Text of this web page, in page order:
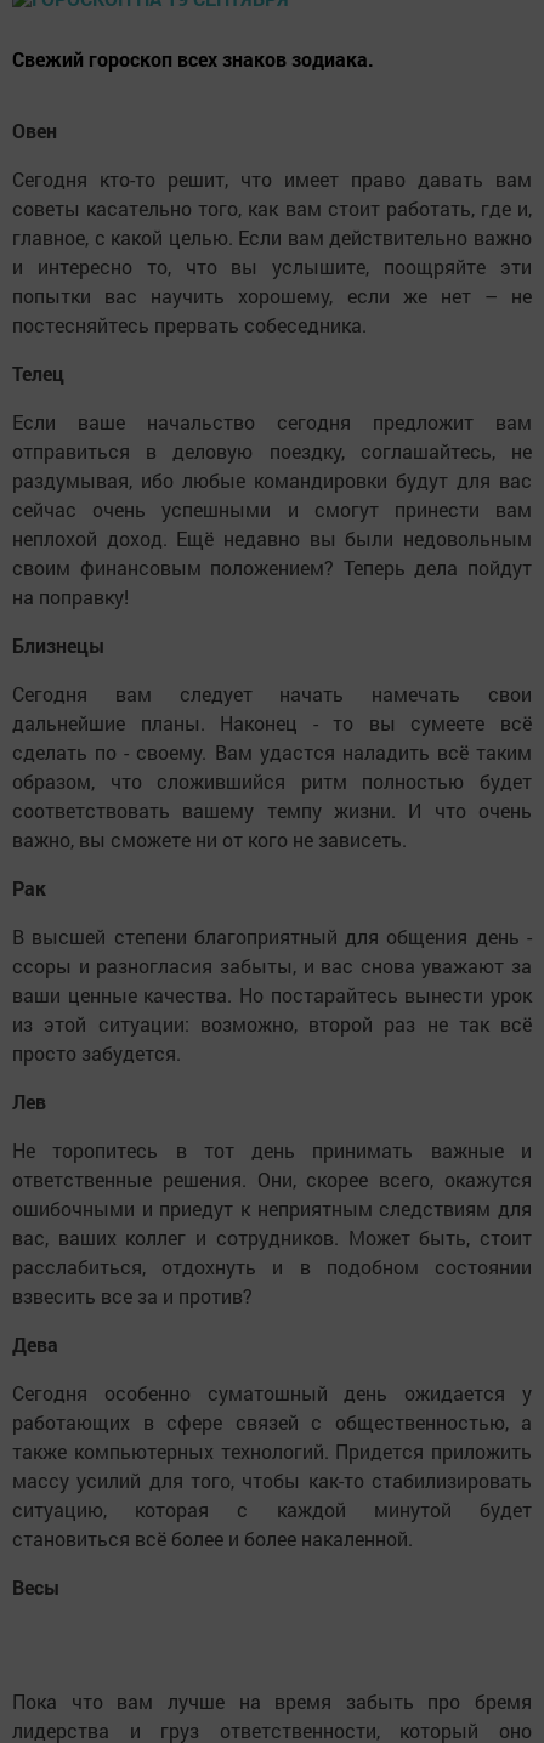
Свежий гороскоп всех знаков зодиака.
Овен
Сегодня кто-то решит, что имеет право давать вам
советы касательно того, как вам стоит работать, где и,
главное, с какой целью. Если вам действительно важно
и интересно то, что вы услышите, поощряйте эти
попытки вас научить хорошему, если же нет – не
постесняйтесь прервать собеседника.
Телец
Если ваше начальство сегодня предложит вам
отправиться в деловую поездку, соглашайтесь, не
раздумывая, ибо любые командировки будут для вас
сейчас очень успешными и смогут принести вам
неплохой доход. Ещё недавно вы были недовольным
своим финансовым положением? Теперь дела пойдут
на поправку!
Близнецы
Сегодня вам следует начать намечать свои
дальнейшие планы. Наконец - то вы сумеете всё
сделать по - своему. Вам удастся наладить всё таким
образом, что сложившийся ритм полностью будет
соответствовать вашему темпу жизни. И что очень
важно, вы сможете ни от кого не зависеть.
Рак
В высшей степени благоприятный для общения день -
ссоры и разногласия забыты, и вас снова уважают за
ваши ценные качества. Но постарайтесь вынести урок
из этой ситуации: возможно, второй раз не так всё
просто забудется.
Лев
Не торопитесь в тот день принимать важные и
ответственные решения. Они, скорее всего, окажутся
ошибочными и приедут к неприятным следствиям для
вас, ваших коллег и сотрудников. Может быть, стоит
расслабиться, отдохнуть и в подобном состоянии
взвесить все за и против?
Дева
Сегодня особенно суматошный день ожидается у
работающих в сфере связей с общественностью, а
также компьютерных технологий. Придется приложить
массу усилий для того, чтобы как-то стабилизировать
ситуацию, которая с каждой минутой будет
становиться всё более и более накаленной.
Весы
Пока что вам лучше на время забыть про бремя
лидерства и груз ответственности, который оно